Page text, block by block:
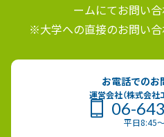
ームにてお問い合
※大学への直接のお問い合
お電話でのお
運営会社（株式会社
06-
平日8:45